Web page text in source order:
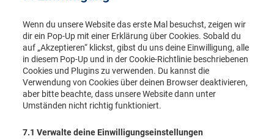
Wenn du unsere Website das erste Mal besuchst, zeigen wir
dir ein Pop-Up mit einer Erklärung über Cookies. Sobald du
auf „Akzeptieren“ klickst, gibst du uns deine Einwilligung, alle
in diesem Pop-Up und in der Cookie-Richtlinie beschriebenen
Cookies und Plugins zu verwenden. Du kannst die
Verwendung von Cookies über deinen Browser deaktivieren,
aber bitte beachte, dass unsere Website dann unter
Umständen nicht richtig funktioniert.
7.1 Verwalte deine Einwilligungseinstellungen